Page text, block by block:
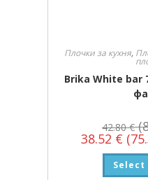
Плочки за кухня,
Brika White bar
42.80€
38.52 €